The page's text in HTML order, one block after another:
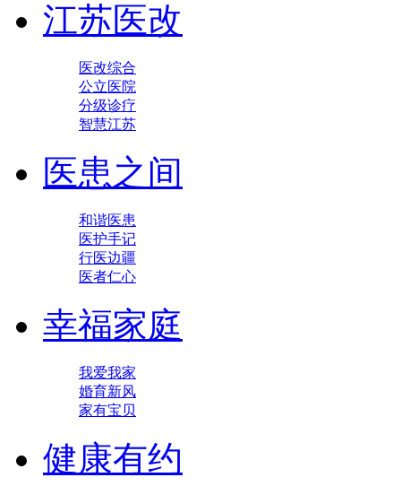
江苏医改
医改综合
公立医院
分级诊疗
智慧江苏
医患之间
和谐医患
医护手记
行医边疆
医者仁心
幸福家庭
我爱我家
婚育新风
家有宝贝
健康有约